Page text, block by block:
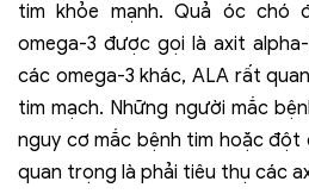
tim khỏe mạnh. Quả óc chó
omega-3 được gọi là axit
các omega-3 khác, ALA rất
tim mạch. Những người mắc
nguy cơ mắc bệnh tim hoặc đột
quan trọng là phải tiêu thụ các